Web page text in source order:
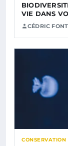
VIE DANS
CÉDRIC